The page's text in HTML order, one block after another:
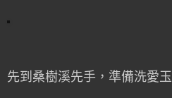
先到桑樹溪先手，準備洗愛玉